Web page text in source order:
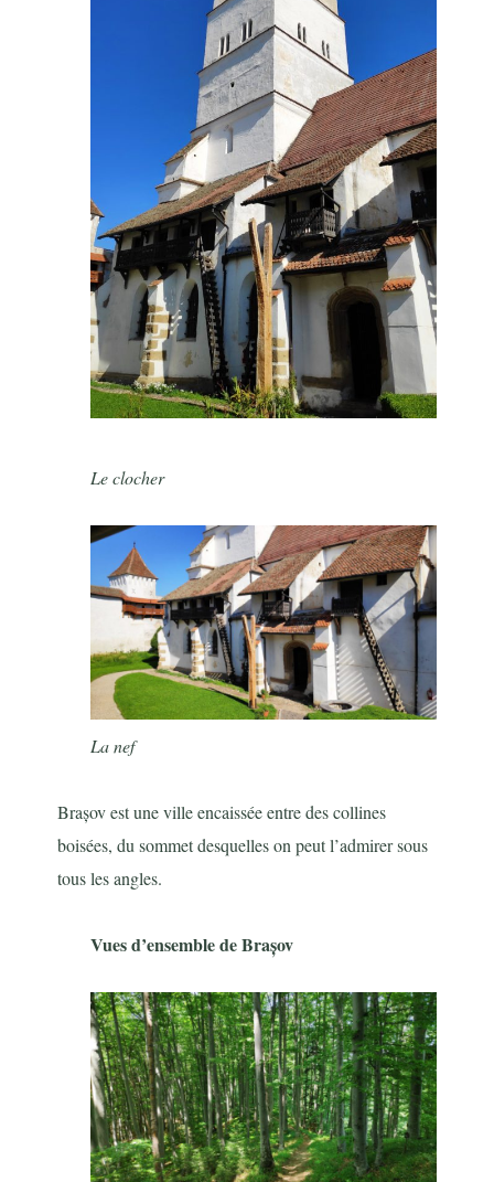
Le clocher
La nef
Brașov est une ville encaissée entre des collines
boisées, du sommet desquelles on peut l’admirer sous
tous les angles.
Vues d’ensemble de Brașov